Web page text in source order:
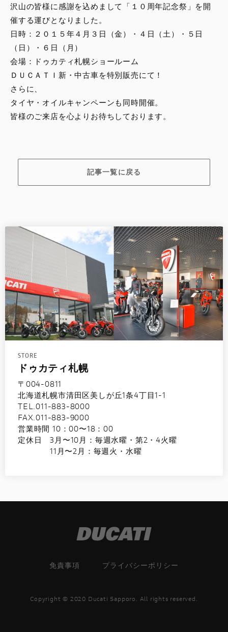
スタッフ
DUCATI OWNER’S CLUB
アパレル
コンフィギュレーター
お問合せ
沢山の皆様に感謝を込めまして「１０周年記念祭」を開
催する運びとなりました。
日時：２０１５年４月３日（金）・４日（土）・５日
（日）・６日（月）
会場：ドゥカティ札幌ショールーム
ＤＵＣＡＴＩ新・中古車を特別販売にて！
さらに、
タイヤ・オイルキャンペーンも同時開催。
皆様のご来店を心よりお待ちしております。
記事一覧に戻る
STORE
ドゥカティ札幌
〒004-0811
北海道札幌市清田区美しが丘1条4丁目1-1
TEL.011-883-8000
FAX.011-883-9000
営業時間 10：00〜18：00
定休日 3月〜10月：毎週水曜・第2・4火曜
11月〜2月：毎週火・水曜
免責事項 プライバシーポリシー
Copyright © 2020 Ducati Sapporo. All rights reserved.